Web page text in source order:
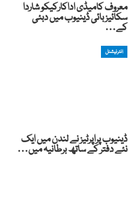
معروف کامیڈی اداکارکیکو شاردا
سکائیز بائی ڈینیوب میں دبئی
کے…
انٹرنیشنل
ڈینیوب پراپرٹیز نے لندن میں ایک
نئے دفتر کے ساتھ برطانیہ میں…